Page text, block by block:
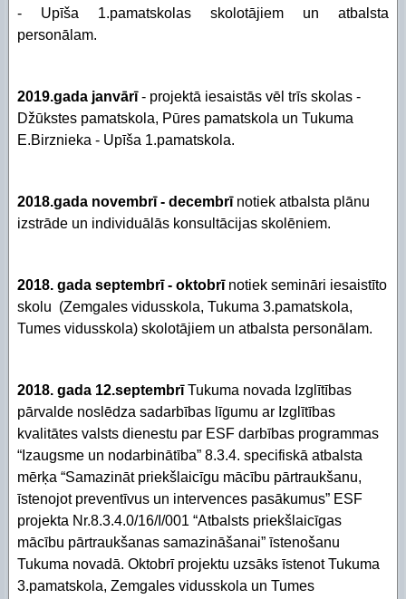
- Upīša 1.pamatskolas skolotājiem un atbalsta
personālam.
2019.gada janvārī- projektā iesaistās vēl trīs skolas -
Džūkstes pamatskola, Pūres pamatskola un Tukuma
E.Birznieka - Upīša 1.pamatskola.
2018.gada novembrī - decembrī notiek atbalsta plānu
izstrāde un individuālās konsultācijas skolēniem.
2018. gada septembrī - oktobrī notiek semināri iesaistīto
skolu (Zemgales vidusskola, Tukuma 3.pamatskola,
Tumes vidusskola) skolotājiem un atbalsta personālam.
2018. gada 12.septembrīTukuma novada Izglītības
pārvalde noslēdza sadarbības līgumu ar Izglītības
kvalitātes valsts dienestu par ESF darbības programmas
“Izaugsme un nodarbinātība” 8.3.4. specifiskā atbalsta
mērķa “Samazināt priekšlaicīgu mācību pārtraukšanu,
īstenojot preventīvus un intervences pasākumus” ESF
projekta Nr.8.3.4.0/16/I/001 “Atbalsts priekšlaicīgas
mācību pārtraukšanas samazināšanai” īstenošanu
Tukuma novadā. Oktobrī projektu uzsāks īstenot Tukuma
3.pamatskola, Zemgales vidusskola un Tumes